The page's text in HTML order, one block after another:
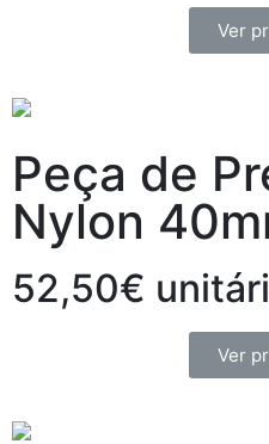
Ver
Peça de
Nylon
52,50€
Ver